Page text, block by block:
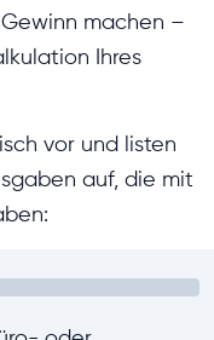
machen –
Ihres
vor und listen
auf, die mit